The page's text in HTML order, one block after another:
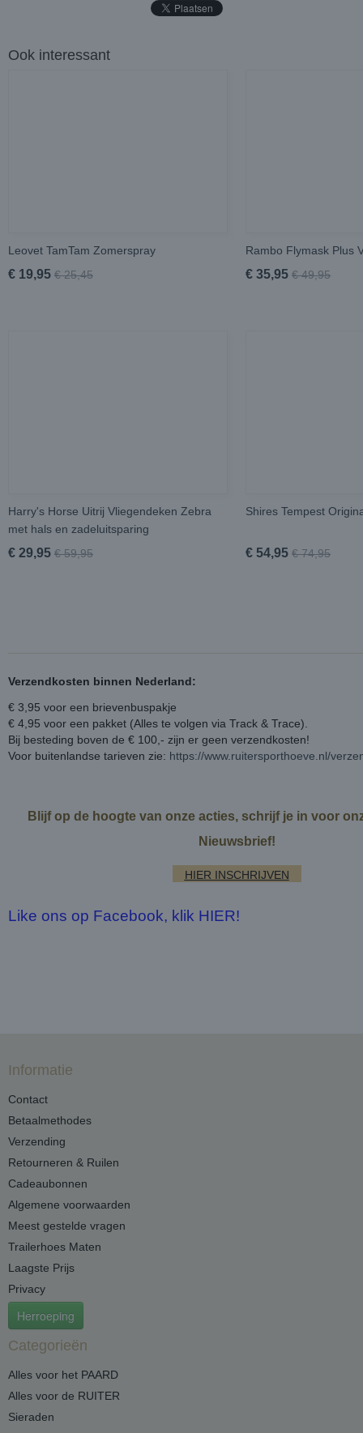
Ook interessant
Leovet TamTam Zomerspray
€ 19,95 € 25,45
Rambo Flymask Plus
€ 35,95 € 49,95
Harry's Horse Uitrij Vliegendeken Zebra
met hals en zadeluitsparing
€ 29,95 € 59,95
Shires Tempest
€ 54,95 € 74,95
Verzendkosten binnen Nederland:
€ 3,95 voor een brievenbuspakje
€ 4,95 voor een pakket (Alles te volgen via Track & Trace).
Bij besteding boven de € 100,- zijn er geen verzendkosten!
Voor buitenlandse tarieven zie: https://www.ruitersporthoeve.nl/
Blijf op de hoogte van onze acties, schrijf je in voor
Nieuwsbrief!
HIER INSCHRIJVEN
Like ons op Facebook, klik HIER!
Informatie
Contact
Betaalmethodes
Verzending
Retourneren & Ruilen
Cadeaubonnen
Algemene voorwaarden
Meest gestelde vragen
Trailerhoes Maten
Laagste Prijs
Privacy
Herroeping
Categorieën
Alles voor het PAARD
Alles voor de RUITER
Sieraden